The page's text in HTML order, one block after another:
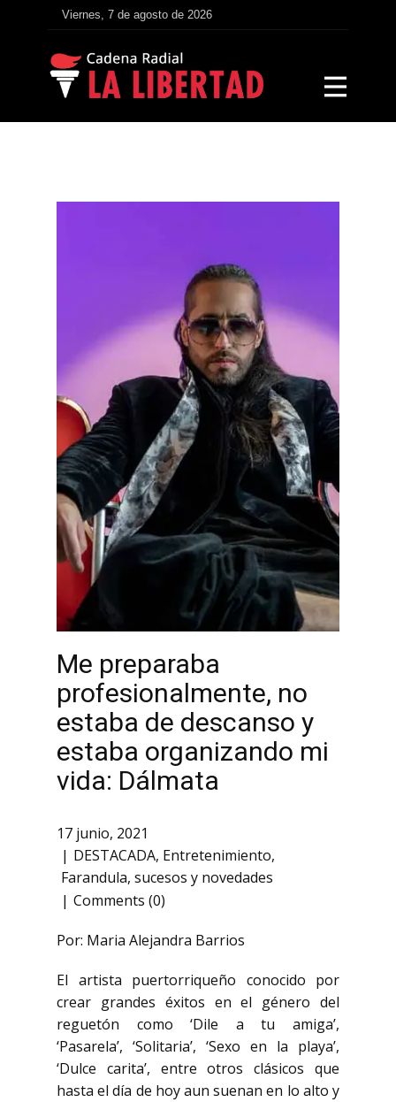
Viernes, 7 de agosto de 2026
Me preparaba
profesionalmente, no
estaba de descanso y
estaba organizando mi
vida: Dálmata
17 junio, 2021
DESTACADA, Entretenimiento,
Farandula, sucesos y novedades
Comments (0)
Por: Maria Alejandra Barrios
El artista puertorriqueño conocido por
crear grandes éxitos en el género del
reguetón como ‘Dile a tu amiga’,
‘Pasarela’, ‘Solitaria’, ‘Sexo en la playa’,
‘Dulce carita’, entre otros clásicos que
hasta el día de hoy aun suenan en lo alto y